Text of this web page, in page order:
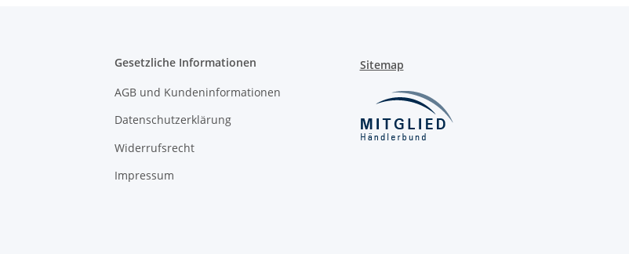
Gesetzliche Informationen
AGB und Kundeninformationen
Datenschutzerklärung
Widerrufsrecht
Impressum
Sitemap